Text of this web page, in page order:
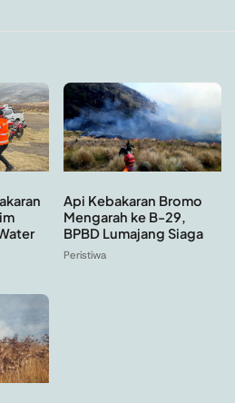
Api Kebakaran Bromo
Mengarah ke B-29,
BPBD Lumajang Siaga
Peristiwa